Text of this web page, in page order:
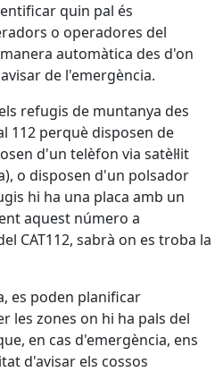
quin pal és
o operadores del
automàtica des d'on
de l'emergència.
refugis de muntanya des
112 perquè disposen de
d'un telèfon via satèl·lit
o disposen d'un polsador
hi ha una placa amb un
aquest número a
CAT112, sabrà on es troba la
es poden planificar
les zones on hi ha pals del
en cas d'emergència, ens
d'avisar els cossos